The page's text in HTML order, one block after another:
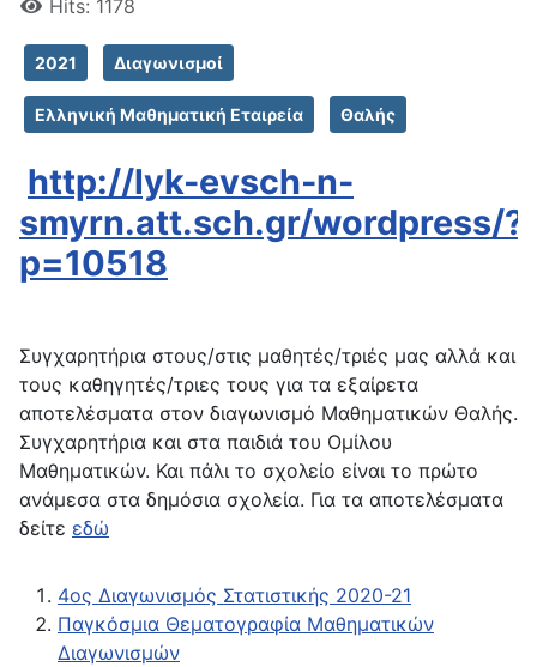
Hits: 1178
2021 Διαγωνισμοί
Ελληνική Μαθηματική Εταιρεία Θαλής
http://lyk-evsch-n-
smyrn.att.sch.gr/wordpress/?
p=10518
Συγχαρητήρια στους/στις μαθητές/τριές μας αλλά και
τους καθηγητές/τριες τους για τα εξαίρετα
αποτελέσματα στον διαγωνισμό Μαθηματικών Θαλής.
Συγχαρητήρια και στα παιδιά του Ομίλου
Μαθηματικών. Και πάλι το σχολείο είναι το πρώτο
ανάμεσα στα δημόσια σχολεία. Για τα αποτελέσματα
δείτε εδώ
4ος Διαγωνισμός Στατιστικής 2020-21
Παγκόσμια Θεματογραφία Μαθηματικών
Διαγωνισμών